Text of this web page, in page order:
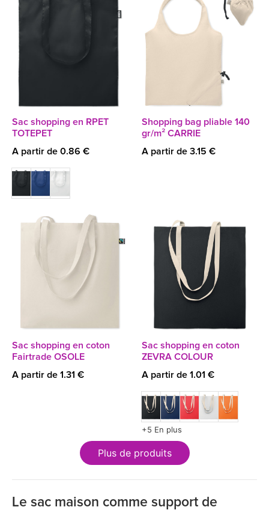
Sac shopping en RPET
TOTEPET
A partir de 0.86 €
Shopping bag pliable 140
gr/m² CARRIE
A partir de 3.15 €
Sac shopping en coton
Fairtrade OSOLE
A partir de 1.31 €
Sac shopping en coton
ZEVRA COLOUR
A partir de 1.01 €
+5 En plus
Plus de produits
Le sac maison comme support de